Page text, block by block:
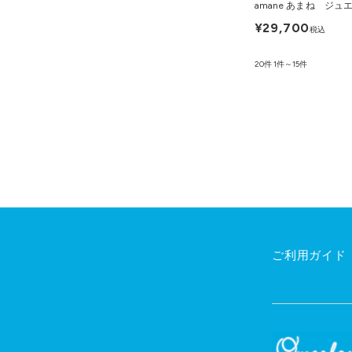
amane あまね ジュ
¥29,700税込
20件1件～15件
ご利用ガイド